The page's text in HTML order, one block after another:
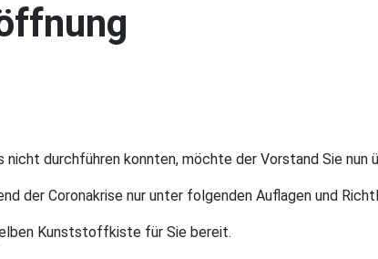
durchführen konnten, möchte der Vorstand Sie
der Coronakrise nur unter folgenden Auflagen und
Kunststoffkiste für Sie bereit.